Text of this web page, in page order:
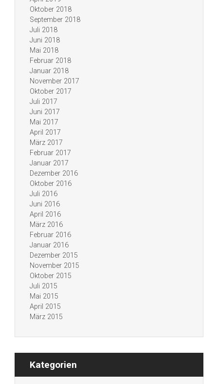
Oktober 2018
September 2018
Juli 2018
Juni 2018
Mai 2018
Februar 2018
Januar 2018
November 2017
Oktober 2017
Juli 2017
Juni 2017
Mai 2017
April 2017
März 2017
Februar 2017
Januar 2017
Dezember 2016
Oktober 2016
Juli 2016
Juni 2016
April 2016
März 2016
Februar 2016
Januar 2016
Dezember 2015
November 2015
Oktober 2015
Juli 2015
Mai 2015
April 2015
März 2015
Kategorien